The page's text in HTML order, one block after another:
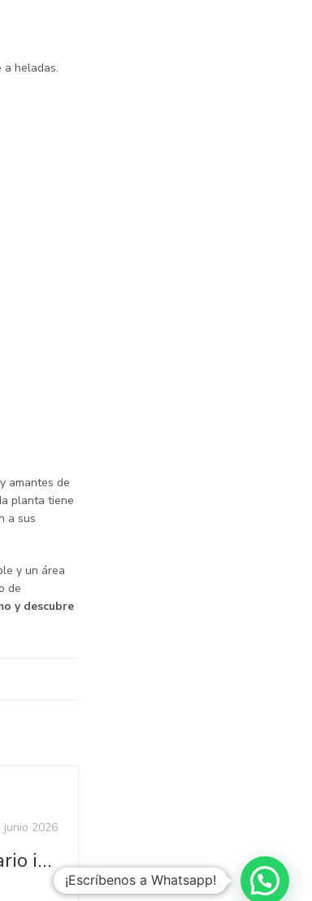
heladas.
amantes de
planta tiene
a sus
y un área
de
y descubre
junio 2026
¿Sabes que tu inventario invisible está afectando tus ventas?
¡Escríbenos a Whatsapp!